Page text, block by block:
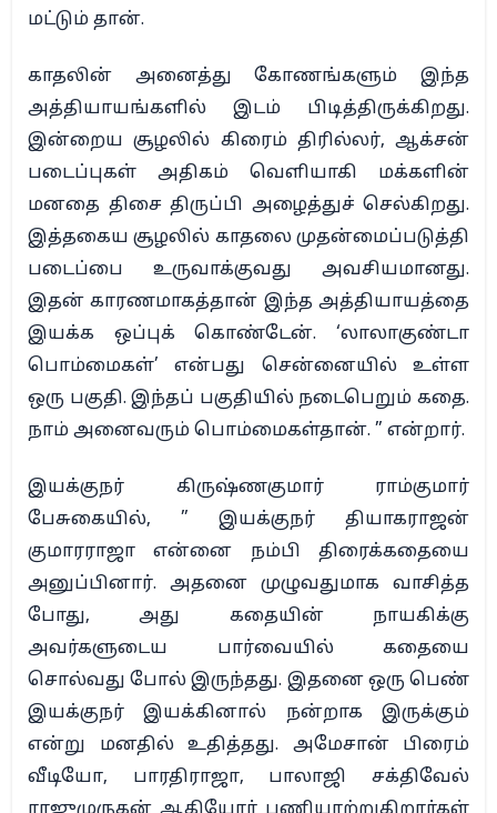
மட்டும் தான்.
காதலின் அனைத்து கோணங்களும் இந்த
அத்தியாயங்களில் இடம் பிடித்திருக்கிறது.
இன்றைய சூழலில் கிரைம் திரில்லர், ஆக்சன்
படைப்புகள் அதிகம் வெளியாகி மக்களின்
மனதை திசை திருப்பி அழைத்துச் செல்கிறது.
இத்தகைய சூழலில் காதலை முதன்மைப்படுத்தி
படைப்பை உருவாக்குவது அவசியமானது.
இதன் காரணமாகத்தான் இந்த அத்தியாயத்தை
இயக்க ஒப்புக் கொண்டேன். ‘லாலாகுண்டா
பொம்மைகள்’ என்பது சென்னையில் உள்ள
ஒரு பகுதி. இந்தப் பகுதியில் நடைபெறும் கதை.
நாம் அனைவரும் பொம்மைகள்தான். ” என்றார்.
இயக்குநர் கிருஷ்ணகுமார் ராம்குமார்
பேசுகையில், ” இயக்குநர் தியாகராஜன்
குமாரராஜா என்னை நம்பி திரைக்கதையை
அனுப்பினார். அதனை முழுவதுமாக வாசித்த
போது, அது கதையின் நாயகிக்கு
அவர்களுடைய பார்வையில் கதையை
சொல்வது போல் இருந்தது. இதனை ஒரு பெண்
இயக்குநர் இயக்கினால் நன்றாக இருக்கும்
என்று மனதில் உதித்தது. அமேசான் பிரைம்
வீடியோ, பாரதிராஜா, பாலாஜி சக்திவேல்